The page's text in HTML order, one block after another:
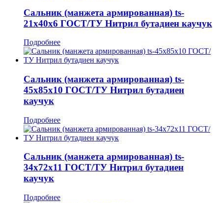
Сальник (манжета армированная) ts-
21x40x6 ГОСТ/ТУ Нитрил бутадиен каучук
Подробнее
Сальник (манжета армированная) ts-
45x85x10 ГОСТ/ТУ Нитрил бутадиен
каучук
Подробнее
Сальник (манжета армированная) ts-
34x72x11 ГОСТ/ТУ Нитрил бутадиен
каучук
Подробнее